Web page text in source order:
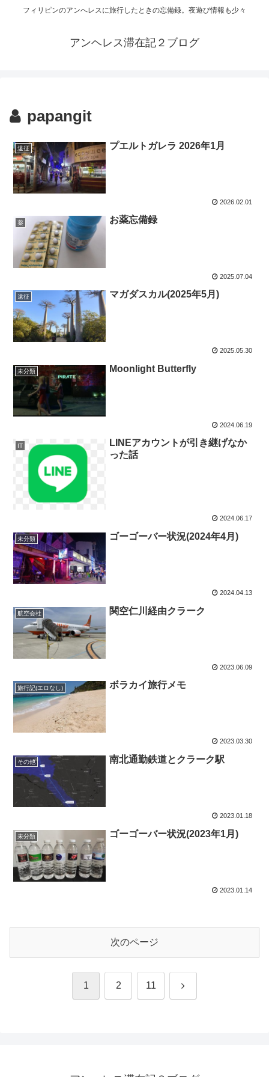
フィリピンのアンへレスに旅行したときの忘備録。夜遊び情報も少々
アンヘレス滞在記２ブログ
papangit
遠征 プエルトガレラ 2026年1月
2026.02.01
薬 お薬忘備録
2025.07.04
遠征 マガダスカル(2025年5月)
2025.05.30
未分類 Moonlight Butterfly
2024.06.19
IT
LINEアカウントが引き継げなか
った話
2024.06.17
未分類 ゴーゴーバー状況(2024年4月)
2024.04.13
航空会社 関空仁川経由クラーク
2023.06.09
旅行記(エロなし) ボラカイ旅行メモ
2023.03.30
その他 南北通勤鉄道とクラーク駅
2023.01.18
未分類 ゴーゴーバー状況(2023年1月)
2023.01.14
次のページ
1 2 11 次